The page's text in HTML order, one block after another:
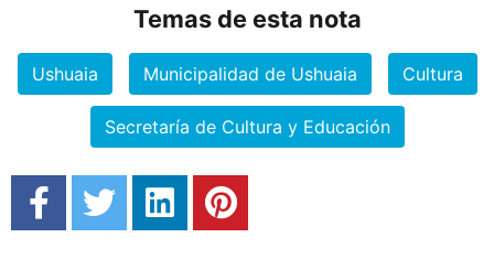
Temas de esta nota
Ushuaia Municipalidad de Ushuaia Cultura
Secretaría de Cultura y Educación